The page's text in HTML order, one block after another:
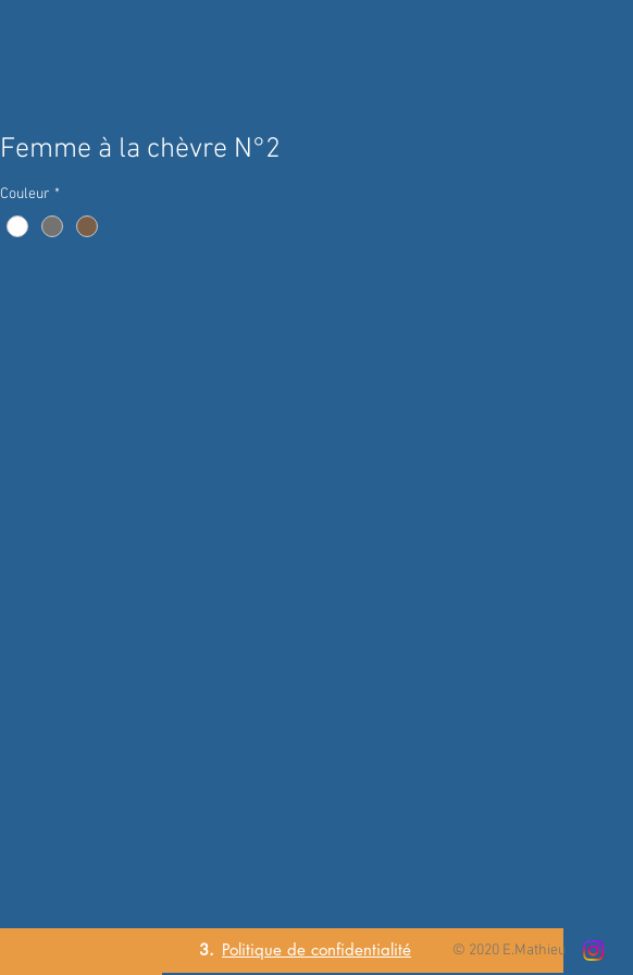
Femme à la chèvre N°2
Couleur *
3. Politique de confidentialité © 2020 E.Mathieu